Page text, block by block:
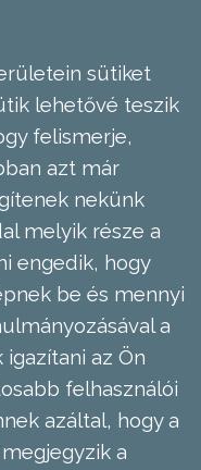
sütiket
lehetővé teszik
felismerje,
azt már
nekünk
melyik része a
engedik, hogy
be és mennyi
a
az Ön
felhasználói
azáltal, hogy a
a